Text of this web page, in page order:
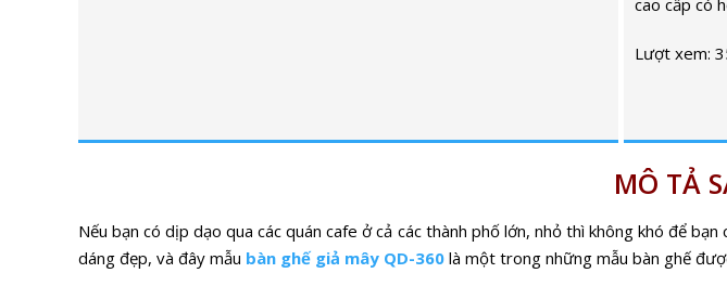
cao cấp có
Lượt xem:
MÔ TẢ
Nếu bạn có dịp dạo qua các quán cafe ở cả các thành phố lớn, nhỏ thì không khó để
dáng đẹp, và đây mẫu bàn ghế giả mây QD-360 là một trong những mẫu bàn ghế